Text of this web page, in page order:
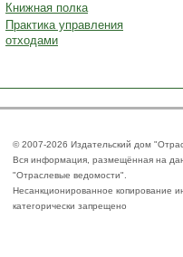
Книжная полка
Практика управления
отходами
© 2007-2026 Издательский дом
Вся информация, размещённая на
"Отраслевые ведомости".
Несанкционированное копирование
категорически запрещено